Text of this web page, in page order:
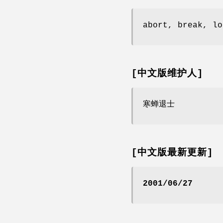
abort, break,
[中文版维护人]
寒蝉退士
[中文版最新更新]
2001/06/27